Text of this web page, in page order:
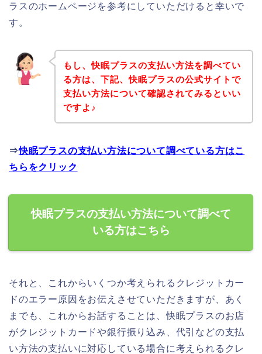
ラスのホームページを参考にしていただけると幸いで
す。
もし、快眠プラスの支払い方法を調べてい
る方は、下記、快眠プラスの公式サイトで
支払い方法について確認されてみるといい
ですよ♪
⇒快眠プラスの支払い方法について調べている方はこ
ちらをクリック
快眠プラスの支払い方法について調べて
いる方はこちら
それと、これからいくつか考えられるクレジットカー
ドのエラー原因をお伝えさせていただきますが、あく
までも、これからお話することは、快眠プラスのお店
がクレジットカードや銀行振り込み、代引などの支払
い方法の支払いに対応している場合に考えられるクレ